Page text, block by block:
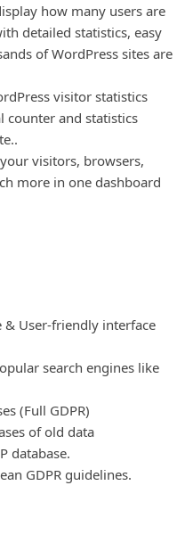
how many users are
detailed statistics, easy
of WordPress sites are
visitor statistics
counter and statistics
visitors, browsers,
more in one dashboard
& User-friendly interface
search engines like
(Full GDPR)
of old data
database.
GDPR guidelines.